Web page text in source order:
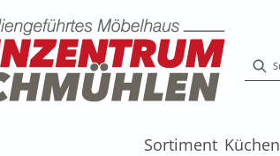
Sortiment Küchen